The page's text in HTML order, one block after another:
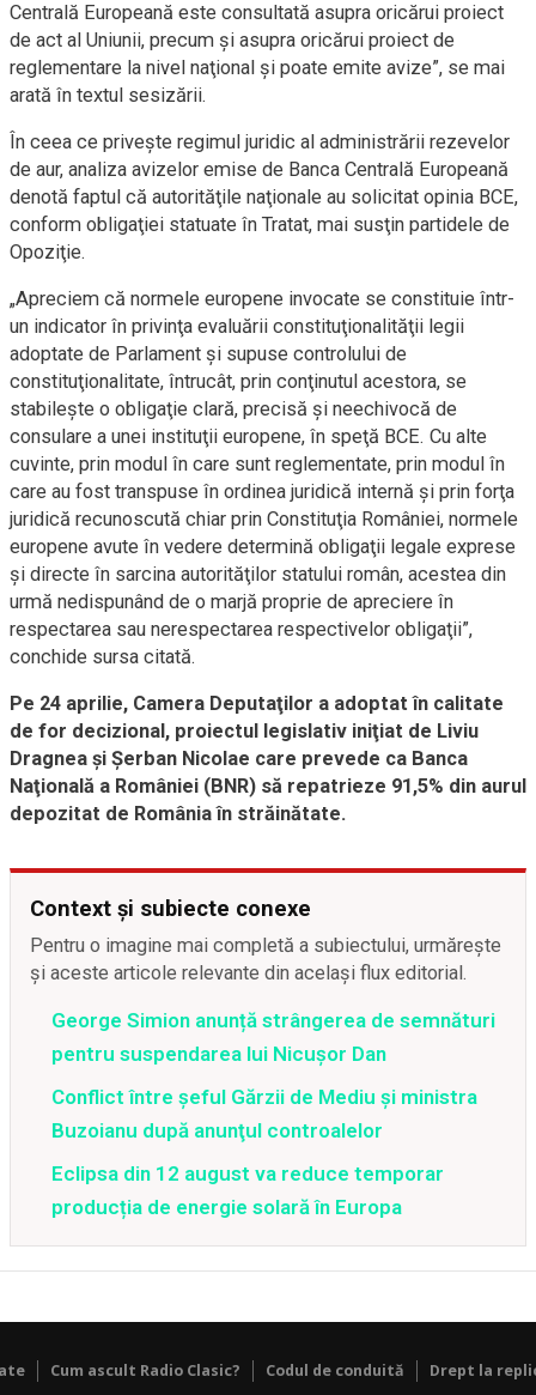
Centrală Europeană este consultată asupra oricărui proiect
de act al Uniunii, precum şi asupra oricărui proiect de
reglementare la nivel naţional şi poate emite avize”, se mai
arată în textul sesizării.
În ceea ce priveşte regimul juridic al administrării rezevelor
de aur, analiza avizelor emise de Banca Centrală Europeană
denotă faptul că autorităţile naţionale au solicitat opinia BCE,
conform obligaţiei statuate în Tratat, mai susţin partidele de
Opoziţie.
„Apreciem că normele europene invocate se constituie într-
un indicator în privinţa evaluării constituţionalităţii legii
adoptate de Parlament şi supuse controlului de
constituţionalitate, întrucât, prin conţinutul acestora, se
stabileşte o obligaţie clară, precisă şi neechivocă de
consulare a unei instituţii europene, în speţă BCE. Cu alte
cuvinte, prin modul în care sunt reglementate, prin modul în
care au fost transpuse în ordinea juridică internă şi prin forţa
juridică recunoscută chiar prin Constituţia României, normele
europene avute în vedere determină obligaţii legale exprese
şi directe în sarcina autorităţilor statului român, acestea din
urmă nedispunând de o marjă proprie de apreciere în
respectarea sau nerespectarea respectivelor obligaţii”,
conchide sursa citată.
Pe 24 aprilie, Camera Deputaţilor a adoptat în calitate
de for decizional, proiectul legislativ iniţiat de Liviu
Dragnea şi Şerban Nicolae care prevede ca Banca
Naţională a României (BNR) să repatrieze 91,5% din aurul
depozitat de România în străinătate.
Context și subiecte conexe
Pentru o imagine mai completă a subiectului, urmărește
și aceste articole relevante din același flux editorial.
George Simion anunță strângerea de semnături
pentru suspendarea lui Nicușor Dan
Conflict între şeful Gărzii de Mediu şi ministra
Buzoianu după anunţul controalelor
Eclipsa din 12 august va reduce temporar
producția de energie solară în Europa
Cum ascult Radio Clasic? Codul de conduită Drept la